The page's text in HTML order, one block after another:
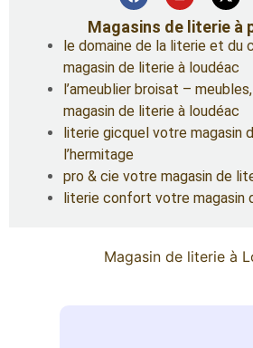
Magasins de literie à
le domaine de la literie et du
magasin de literie à loudéac
l’ameublier broisat –
magasin de literie à loudéac
literie gicquel votre magasin
l’hermitage
pro & cie votre magasin de
literie confort votre magasin
Magasin de literie à